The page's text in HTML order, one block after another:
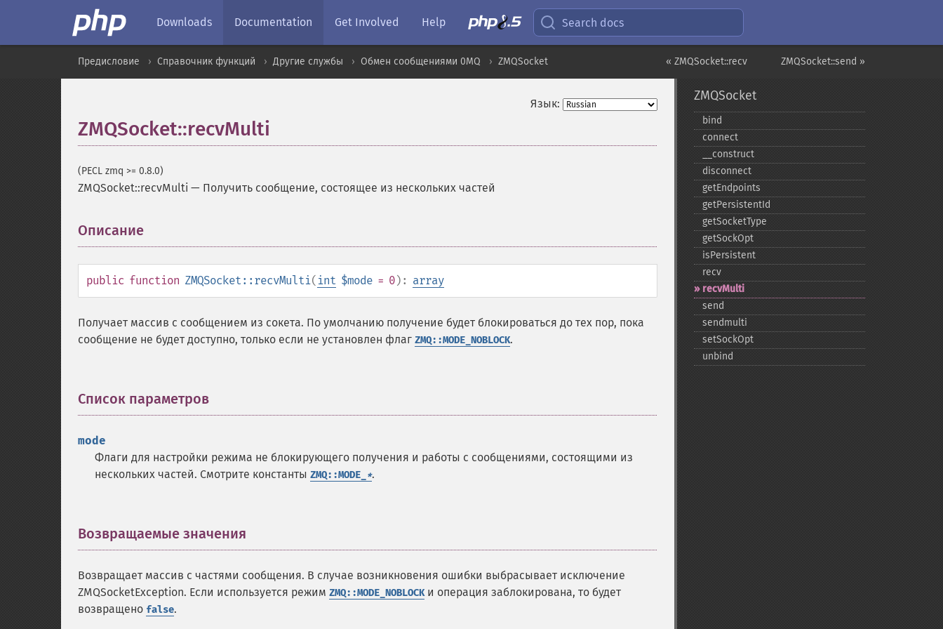
Downloads Documentation Get Involved Help Search docs
ZMQSocket::send »
« ZMQSocket::recv
Предисловие Справочник функций Другие службы Обмен сообщениями 0MQ ZMQSocket
Язык:
ZMQSocket::recvMulti
(PECL zmq >= 0.8.0)
ZMQSocket::recvMulti — Получить сообщение, состоящее из нескольких частей
Описание
public function ZMQSocket::recvMulti( int $mode = 0): array
Получает массив с сообщением из сокета. По умолчанию получение будет блокироваться до тех пор, пока
сообщение не будет доступно, только если не установлен флаг ZMQ::MODE_NOBLOCK.
Список параметров
mode
Флаги для настройки режима не блокирующего получения и работы с сообщениями, состоящими из
нескольких частей. Смотрите константы ZMQ::MODE_ *.
Возвращаемые значения
Возвращает массив с частями сообщения. В случае возникновения ошибки выбрасывает исключение
ZMQSocketException. Если используется режим ZMQ::MODE_NOBLOCKи операция заблокирована, то будет
возвращено false.
ZMQSocket
bind
connect
_​_​construct
disconnect
getEndpoints
getPersistentId
getSocketType
getSockOpt
isPersistent
recv
recvMulti
send
sendmulti
setSockOpt
unbind